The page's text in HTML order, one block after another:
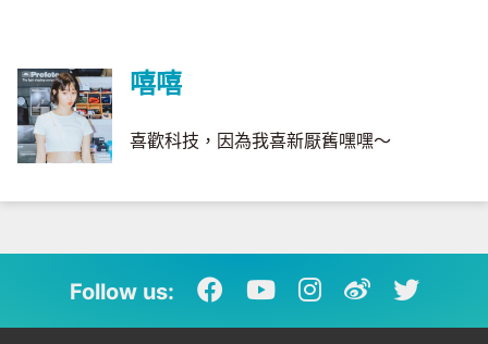
嘻嘻
喜歡科技，因為我喜新厭舊嘿嘿～
Follow us: